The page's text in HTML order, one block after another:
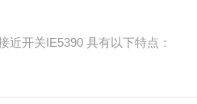
近开关IE5390 具有以下特点：